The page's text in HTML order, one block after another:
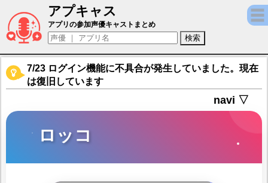
アプキャス
ロッコ（声優：なりた雛糸)【キャラバンス
アプリの参加声優キャストまとめ
7/23 ログイン機能に不具合が発生していました。現在
は復旧しています
navi ▽
ロッコ